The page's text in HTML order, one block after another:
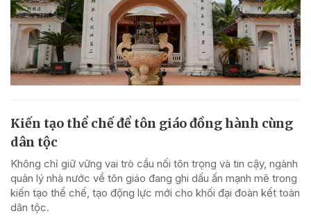
Kiến tạo thể chế để tôn giáo đồng hành cùng
dân tộc
Không chỉ giữ vững vai trò cầu nối tôn trọng và tin cậy, ngành
quản lý nhà nước về tôn giáo đang ghi dấu ấn mạnh mẽ trong
kiến tạo thể chế, tạo động lực mới cho khối đại đoàn kết toàn
dân tộc.